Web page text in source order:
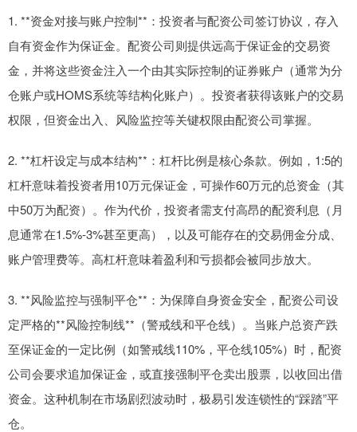
1. **资金对接与账户控制**：投资者与配资公司签订协议，存入
自有资金作为保证金。配资公司则提供远高于保证金的交易资
金，并将这些资金注入一个由其实际控制的证券账户（通常为分
仓账户或HOMS系统等结构化账户）。投资者获得该账户的交易
权限，但资金出入、风险监控等关键权限由配资公司掌握。
2. **杠杆设定与成本结构**：杠杆比例是核心条款。例如，1:5的
杠杆意味着投资者用10万元保证金，可操作60万元的总资金（其
中50万为配资）。作为代价，投资者需支付高昂的配资利息（月
息通常在1.5%-3%甚至更高），以及可能存在的交易佣金分成、
账户管理费等。高杠杆意味着盈利和亏损都会被同步放大。
3. **风险监控与强制平仓**：为保障自身资金安全，配资公司设
定严格的**风险控制线**（警戒线和平仓线）。当账户总资产跌
至保证金的一定比例（如警戒线110%，平仓线105%）时，配资
公司会要求追加保证金，或直接强制平仓卖出股票，以收回出借
资金。这种机制在市场剧烈波动时，极易引发连锁性的“踩踏”平
仓。